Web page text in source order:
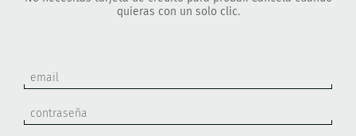
quieras con un solo clic.